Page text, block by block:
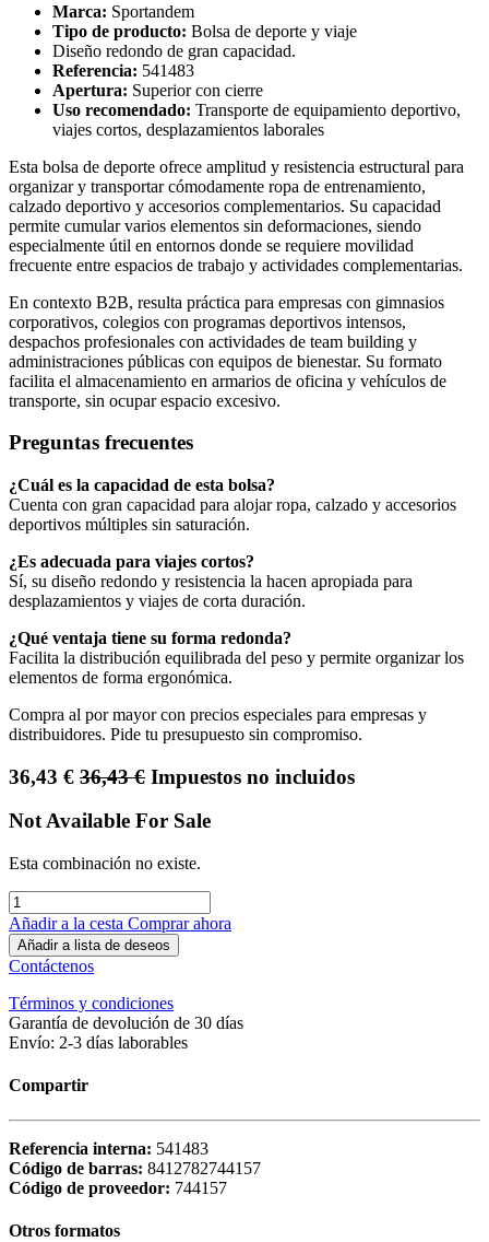
Marca: Sportandem
Tipo de producto: Bolsa de deporte y viaje
Diseño redondo de gran capacidad.
Referencia: 541483
Apertura: Superior con cierre
Uso recomendado: Transporte de equipamiento deportivo,
viajes cortos, desplazamientos laborales
Esta bolsa de deporte ofrece amplitud y resistencia estructural para
organizar y transportar cómodamente ropa de entrenamiento,
calzado deportivo y accesorios complementarios. Su capacidad
permite cumular varios elementos sin deformaciones, siendo
especialmente útil en entornos donde se requiere movilidad
frecuente entre espacios de trabajo y actividades complementarias.
En contexto B2B, resulta práctica para empresas con gimnasios
corporativos, colegios con programas deportivos intensos,
despachos profesionales con actividades de team building y
administraciones públicas con equipos de bienestar. Su formato
facilita el almacenamiento en armarios de oficina y vehículos de
transporte, sin ocupar espacio excesivo.
Preguntas frecuentes
¿Cuál es la capacidad de esta bolsa?
Cuenta con gran capacidad para alojar ropa, calzado y accesorios
deportivos múltiples sin saturación.
¿Es adecuada para viajes cortos?
Sí, su diseño redondo y resistencia la hacen apropiada para
desplazamientos y viajes de corta duración.
¿Qué ventaja tiene su forma redonda?
Facilita la distribución equilibrada del peso y permite organizar los
elementos de forma ergonómica.
Compra al por mayor con precios especiales para empresas y
distribuidores. Pide tu presupuesto sin compromiso.
36,43 € 36,43€ Impuestos no incluidos
Not Available For Sale
Esta combinación no existe.
Añadir a la cesta Comprar ahora
Añadir a lista de deseos
Contáctenos
Términos y condiciones
Garantía de devolución de 30 días
Envío: 2-3 días laborables
Compartir
Referencia interna: 541483
Código de barras: 8412782744157
Código de proveedor: 744157
Otros formatos